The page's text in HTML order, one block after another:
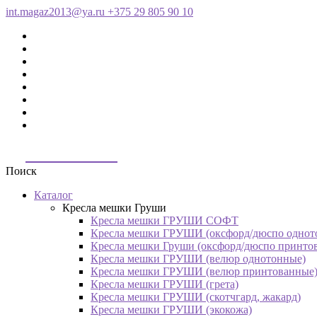
int.magaz2013@ya.ru +375 29 805 90 10
Поиск
Каталог
Кресла мешки Груши
Кресла мешки ГРУШИ СОФТ
Кресла мешки ГРУШИ (оксфорд/дюспо
Кресла мешки Груши (оксфорд/дюспо
Кресла мешки ГРУШИ (велюр однотонные)
Кресла мешки ГРУШИ (велюр принтованные)
Кресла мешки ГРУШИ (грета)
Кресла мешки ГРУШИ (скотчгард, жакард)
Кресла мешки ГРУШИ (экокожа)